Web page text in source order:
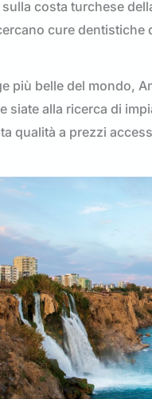
costa turchese
cure dentistiche
più belle del mondo,
siate alla ricerca di
qualità a prezzi